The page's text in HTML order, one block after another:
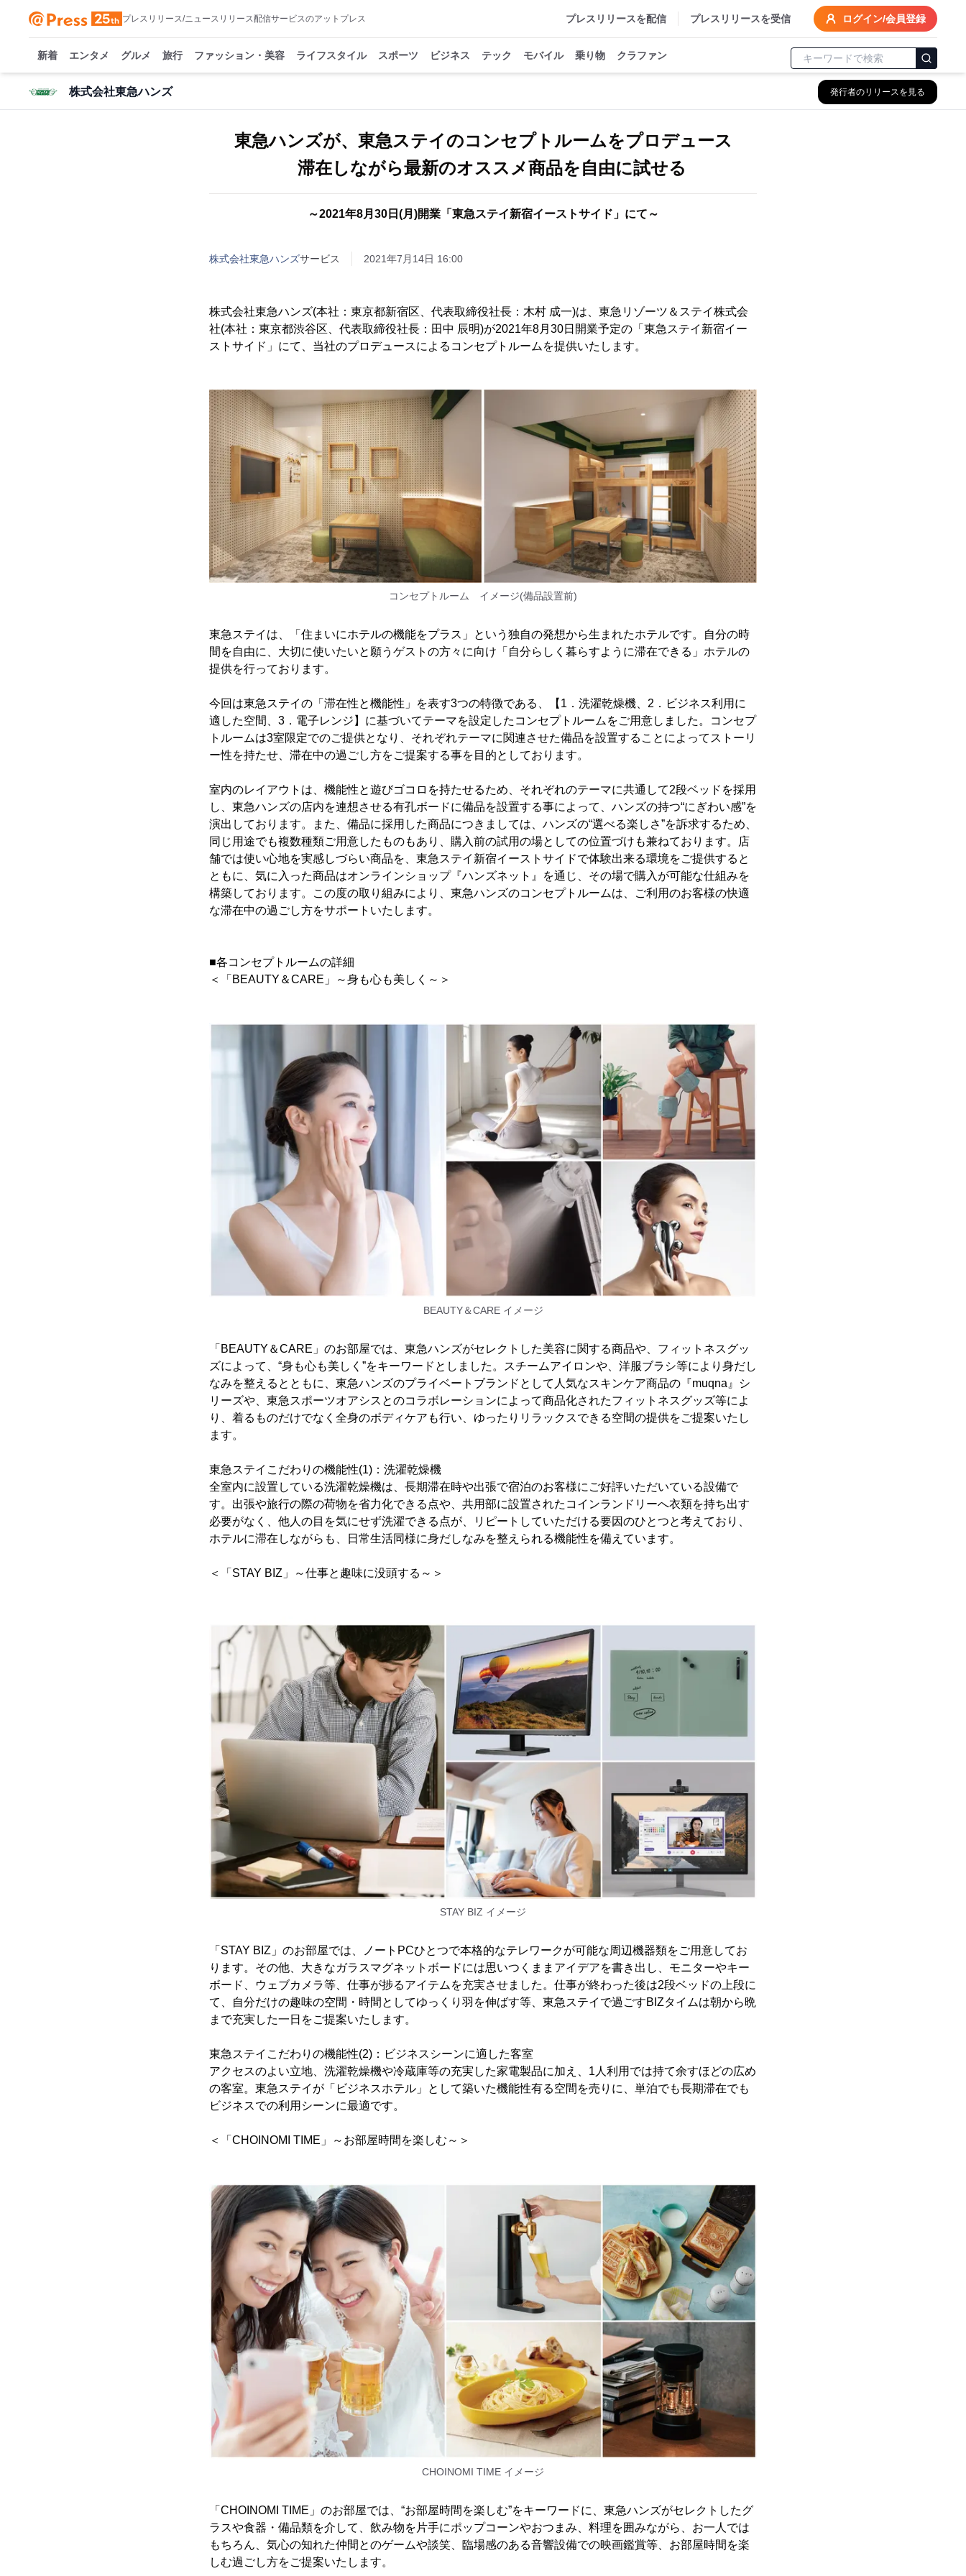
プレスリリース/ニュースリリース配信サービスのアットプレス プレスリリースを配信 プレスリリースを受信 ログイン/会員登録
新着 エンタメ グルメ 旅行 ファッション・美容 ライフスタイル スポーツ ビジネス テック モバイル 乗り物 クラファン
株式会社東急ハンズ 発行者のリリースを見る
東急ハンズが、東急ステイのコンセプトルームをプロデュース
滞在しながら最新のオススメ商品を自由に試せる
～2021年8月30日(月)開業「東急ステイ新宿イーストサイド」にて～
株式会社東急ハンズサービス 2021年7月14日 16:00
株式会社東急ハンズ(本社：東京都新宿区、代表取締役社長：木村 成一)は、東急リゾーツ＆ステイ株式会
社(本社：東京都渋谷区、代表取締役社長：田中 辰明)が2021年8月30日開業予定の「東急ステイ新宿イー
ストサイド」にて、当社のプロデュースによるコンセプトルームを提供いたします。
コンセプトルーム イメージ(備品設置前)
東急ステイは、「住まいにホテルの機能をプラス」という独自の発想から生まれたホテルです。自分の時
間を自由に、大切に使いたいと願うゲストの方々に向け「自分らしく暮らすように滞在できる」ホテルの
提供を行っております。
今回は東急ステイの「滞在性と機能性」を表す3つの特徴である、【1．洗濯乾燥機、2．ビジネス利用に
適した空間、3．電子レンジ】に基づいてテーマを設定したコンセプトルームをご用意しました。コンセプ
トルームは3室限定でのご提供となり、それぞれテーマに関連させた備品を設置することによってストーリ
ー性を持たせ、滞在中の過ごし方をご提案する事を目的としております。
室内のレイアウトは、機能性と遊びゴコロを持たせるため、それぞれのテーマに共通して2段ベッドを採用
し、東急ハンズの店内を連想させる有孔ボードに備品を設置する事によって、ハンズの持つ“にぎわい感”を
演出しております。また、備品に採用した商品につきましては、ハンズの“選べる楽しさ”を訴求するため、
同じ用途でも複数種類ご用意したものもあり、購入前の試用の場としての位置づけも兼ねております。店
舗では使い心地を実感しづらい商品を、東急ステイ新宿イーストサイドで体験出来る環境をご提供すると
ともに、気に入った商品はオンラインショップ『ハンズネット』を通じ、その場で購入が可能な仕組みを
構築しております。この度の取り組みにより、東急ハンズのコンセプトルームは、ご利用のお客様の快適
な滞在中の過ごし方をサポートいたします。
■各コンセプトルームの詳細
＜「BEAUTY＆CARE」～身も心も美しく～＞
BEAUTY＆CARE イメージ
「BEAUTY＆CARE」のお部屋では、東急ハンズがセレクトした美容に関する商品や、フィットネスグッ
ズによって、“身も心も美しく”をキーワードとしました。スチームアイロンや、洋服ブラシ等により身だし
なみを整えるとともに、東急ハンズのプライベートブランドとして人気なスキンケア商品の『muqna』シ
リーズや、東急スポーツオアシスとのコラボレーションによって商品化されたフィットネスグッズ等によ
り、着るものだけでなく全身のボディケアも行い、ゆったりリラックスできる空間の提供をご提案いたし
ます。
東急ステイこだわりの機能性(1)：洗濯乾燥機
全室内に設置している洗濯乾燥機は、長期滞在時や出張で宿泊のお客様にご好評いただいている設備で
す。出張や旅行の際の荷物を省力化できる点や、共用部に設置されたコインランドリーへ衣類を持ち出す
必要がなく、他人の目を気にせず洗濯できる点が、リピートしていただける要因のひとつと考えており、
ホテルに滞在しながらも、日常生活同様に身だしなみを整えられる機能性を備えています。
＜「STAY BIZ」～仕事と趣味に没頭する～＞
STAY BIZ イメージ
「STAY BIZ」のお部屋では、ノートPCひとつで本格的なテレワークが可能な周辺機器類をご用意してお
ります。その他、大きなガラスマグネットボードには思いつくままアイデアを書き出し、モニターやキー
ボード、ウェブカメラ等、仕事が捗るアイテムを充実させました。仕事が終わった後は2段ベッドの上段に
て、自分だけの趣味の空間・時間としてゆっくり羽を伸ばす等、東急ステイで過ごすBIZタイムは朝から晩
まで充実した一日をご提案いたします。
東急ステイこだわりの機能性(2)：ビジネスシーンに適した客室
アクセスのよい立地、洗濯乾燥機や冷蔵庫等の充実した家電製品に加え、1人利用では持て余すほどの広め
の客室。東急ステイが「ビジネスホテル」として築いた機能性有る空間を売りに、単泊でも長期滞在でも
ビジネスでの利用シーンに最適です。
＜「CHOINOMI TIME」～お部屋時間を楽しむ～＞
CHOINOMI TIME イメージ
「CHOINOMI TIME」のお部屋では、“お部屋時間を楽しむ”をキーワードに、東急ハンズがセレクトしたグ
ラスや食器・備品類を介して、飲み物を片手にポップコーンやおつまみ、料理を囲みながら、お一人では
もちろん、気心の知れた仲間とのゲームや談笑、臨場感のある音響設備での映画鑑賞等、お部屋時間を楽
しむ過ごし方をご提案いたします。